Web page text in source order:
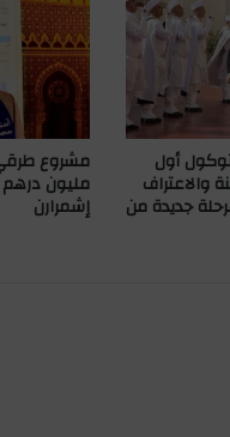
أول
والاعتراف
جديدة من
مليون درهم
إشمرارن